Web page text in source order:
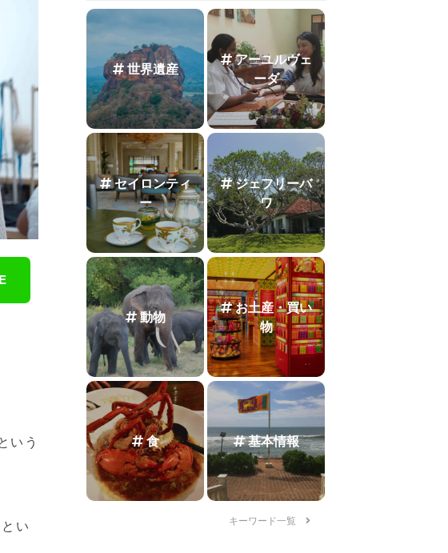
いう
い
世界遺産
アーユルヴェ
ーダ
セイロンティ
ー
ジェフリーバ
ワ
動物
お土産・買い
物
食 基本情報
キーワード一覧